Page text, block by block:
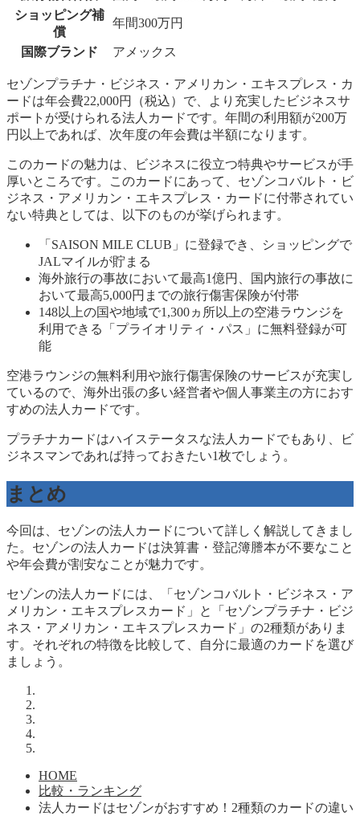
ショッピング補
償
年間300万円
国際ブランド アメックス
セゾンプラチナ・ビジネス・アメリカン・エキスプレス・カ
ードは年会費22,000円（税込）で、より充実したビジネスサ
ポートが受けられる法人カードです。年間の利用額が200万
円以上であれば、次年度の年会費は半額になります。
このカードの魅力は、ビジネスに役立つ特典やサービスが手
厚いところです。このカードにあって、セゾンコバルト・ビ
ジネス・アメリカン・エキスプレス・カードに付帯されてい
ない特典としては、以下のものが挙げられます。
「SAISON MILE CLUB」に登録でき、ショッピングで
JALマイルが貯まる
海外旅行の事故において最高1億円、国内旅行の事故に
おいて最高5,000円までの旅行傷害保険が付帯
148以上の国や地域で1,300ヵ所以上の空港ラウンジを
利用できる「プライオリティ・パス」に無料登録が可
能
空港ラウンジの無料利用や旅行傷害保険のサービスが充実し
ているので、海外出張の多い経営者や個人事業主の方におす
すめの法人カードです。
プラチナカードはハイステータスな法人カードでもあり、ビ
ジネスマンであれば持っておきたい1枚でしょう。
まとめ
今回は、セゾンの法人カードについて詳しく解説してきまし
た。セゾンの法人カードは決算書・登記簿謄本が不要なこと
や年会費が割安なことが魅力です。
セゾンの法人カードには、「セゾンコバルト・ビジネス・ア
メリカン・エキスプレスカード」と「セゾンプラチナ・ビジ
ネス・アメリカン・エキスプレスカード」の2種類がありま
す。それぞれの特徴を比較して、自分に最適のカードを選び
ましょう。
HOME
比較・ランキング
法人カードはセゾンがおすすめ！2種類のカードの違い